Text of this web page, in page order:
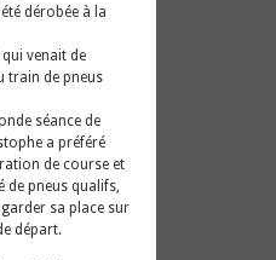
dérobée à la
venait de
train de pneus
séance de
a préféré
de course et
de pneus qualifs,
sa place sur
départ.